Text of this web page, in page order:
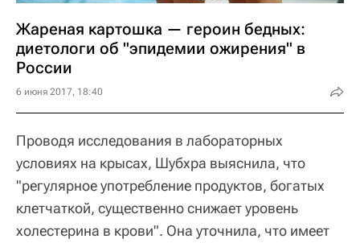
Жареная картошка — героин бедных:
диетологи об "эпидемии ожирения" в
России
6 июня 2017, 18:40
Проводя исследования в лабораторных
условиях на крысах, Шубхра выяснила, что
"регулярное употребление продуктов, богатых
клетчаткой, существенно снижает уровень
холестерина в крови". Она уточнила, что имеет